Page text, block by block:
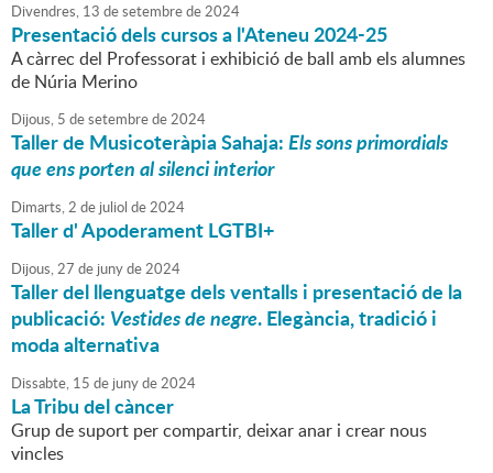
Divendres, 13 desetembrede2024
Presentació dels cursos a l'Ateneu 2024-25
A càrrec del Professorat i exhibició de ball amb els alumnes
de Núria Merino
Dijous, 5 desetembrede2024
Taller de Musicoteràpia Sahaja:Els sons primordials
que ens porten al silenci interior
Dimarts,2 de juliol de2024
Taller d' Apoderament LGTBI+
Dijous,27 de junyde2024
Taller del llenguatge dels ventalls i presentació de la
publicació: Vestides de negre. Elegància, tradició i
moda alternativa
Dissabte, 15 de junyde2024
La Tribu del càncer
Grup de suport per compartir, deixar anar i crear nous
vincles